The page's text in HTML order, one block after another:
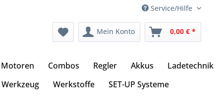
Service/Hilfe
Mein Konto 0,00 € *
Motoren Combos Regler Akkus
Ladetechnik
Werkzeug
Werkstoffe SET-UP Systeme